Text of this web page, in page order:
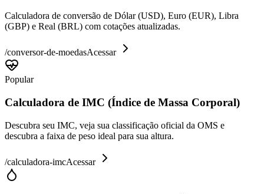
Calculadora de conversão de Dólar (USD), Euro (EUR), Libra
(GBP) e Real (BRL) com cotações atualizadas.
/conversor-de-moedasAcessar
Popular
Calculadora de IMC (Índice de Massa Corporal)
Descubra seu IMC, veja sua classificação oficial da OMS e
descubra a faixa de peso ideal para sua altura.
/calculadora-imcAcessar